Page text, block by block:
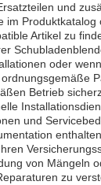
und
im Produktkatalog
Artikel zu
oder
Betrieb
und
von Mängeln
zu